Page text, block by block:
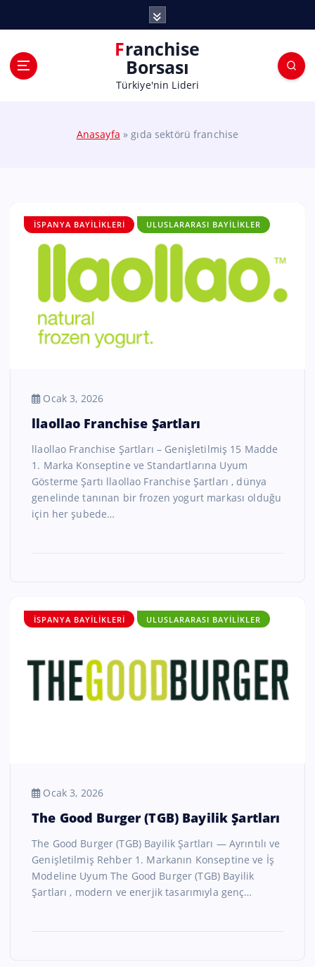
Franchise
Borsası
Türkiye'nin Lideri
Anasayfa »gıda sektörü franchise
İSPANYA BAYILIKLERI ULUSLARARASI BAYILIKLER
Ocak 3, 2026
llaollao Franchise Şartları
llaollao Franchise Şartları – Genişletilmiş 15 Madde
1. Marka Konseptine ve Standartlarına Uyum
Gösterme Şartı llaollao Franchise Şartları , dünya
genelinde tanınan bir frozen yogurt markası olduğu
için her şubede…
İSPANYA BAYILIKLERI ULUSLARARASI BAYILIKLER
Ocak 3, 2026
The Good Burger (TGB) Bayilik Şartları
The Good Burger (TGB) Bayilik Şartları — Ayrıntılı ve
Genişletilmiş Rehber 1. Markanın Konseptine ve İş
Modeline Uyum The Good Burger (TGB) Bayilik
Şartları , modern ve enerjik tasarımıyla genç…